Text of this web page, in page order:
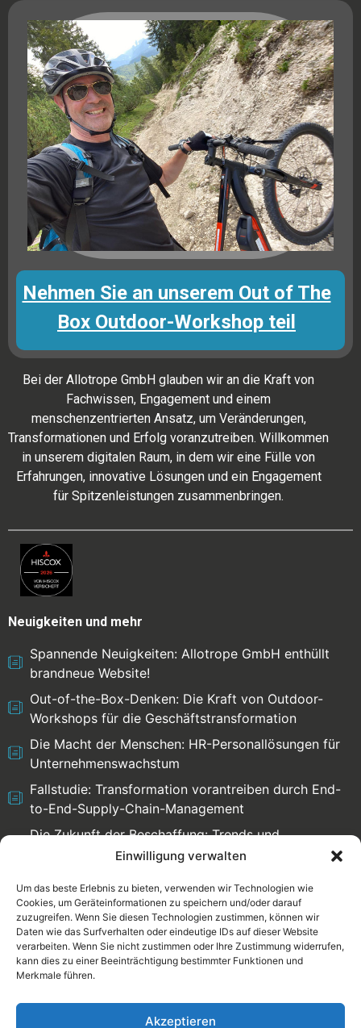
Einwilligung verwalten
Um das beste Erlebnis zu bieten, verwenden wir Technologien wie
Cookies, um Geräteinformationen zu speichern und/oder darauf
zuzugreifen. Wenn Sie diesen Technologien zustimmen, können wir
Daten wie das Surfverhalten oder eindeutige IDs auf dieser Website
verarbeiten. Wenn Sie nicht zustimmen oder Ihre Zustimmung widerrufen,
kann dies zu einer Beeinträchtigung bestimmter Funktionen und
Merkmale führen.
Akzeptieren
Nehmen Sie an unserem Out of The
Box Outdoor-Workshop teil
Bei der Allotrope GmbH glauben wir an die Kraft von
Fachwissen, Engagement und einem
menschenzentrierten Ansatz, um Veränderungen,
Transformationen und Erfolg voranzutreiben. Willkommen
in unserem digitalen Raum, in dem wir eine Fülle von
Erfahrungen, innovative Lösungen und ein Engagement
für Spitzenleistungen zusammenbringen.
Neuigkeiten und mehr
Spannende Neuigkeiten: Allotrope GmbH enthüllt
brandneue Website!
Out-of-the-Box-Denken: Die Kraft von Outdoor-
Workshops für die Geschäftstransformation
Die Macht der Menschen: HR-Personallösungen für
Unternehmenswachstum
Fallstudie: Transformation vorantreiben durch End-
to-End-Supply-Chain-Management
Die Zukunft der Beschaffung: Trends und
Herausforderungen
Select language:
English Deutsch
Datenschutzrichtlinie